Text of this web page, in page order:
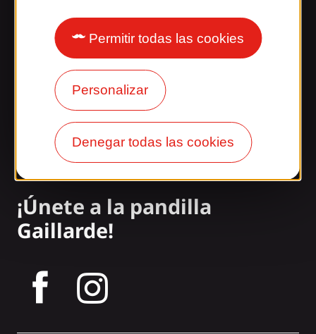
Permitir todas las cookies
Personalizar
Denegar todas las cookies
¿Le sorprende nuestro
diseño?
Nuestros horarios
Acceso y transporte
Nuestros folletos
Nuestro blog
¡Únete a la pandilla
Gaillarde!